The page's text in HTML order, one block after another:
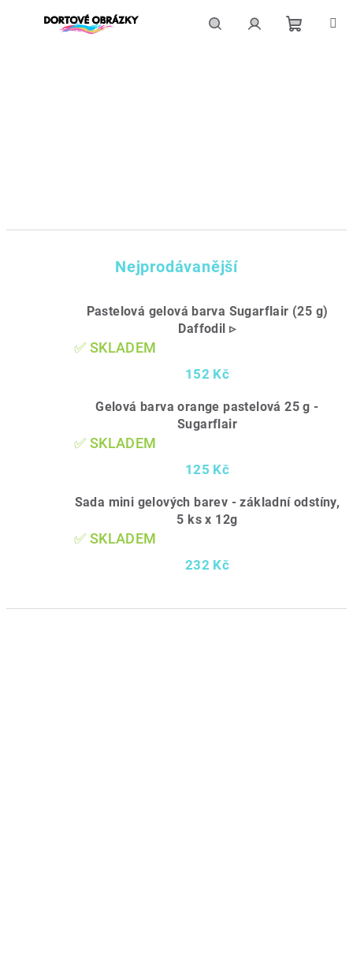
Nejprodávanější
Pastelová gelová barva Sugarflair (25 g)
Daffodil ▹
✅ SKLADEM
152 Kč
Gelová barva orange pastelová 25 g -
Sugarflair
✅ SKLADEM
125 Kč
Sada mini gelových barev - základní odstíny,
5 ks x 12g
✅ SKLADEM
232 Kč